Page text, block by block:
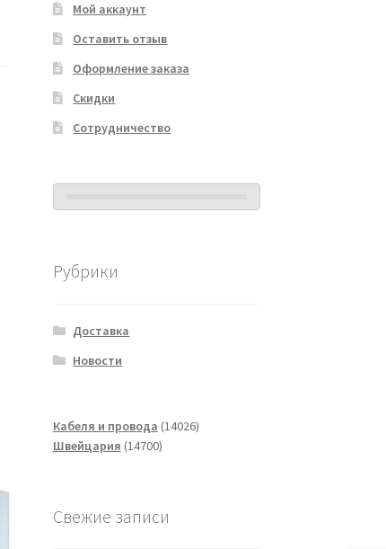
Мой аккаунт
Оставить отзыв
Оформление заказа
Скидки
Сотрудничество
Рубрики
Доставка
Новости
Кабеля и провода 1402614026
Швейцария 1470014700
Свежие записи